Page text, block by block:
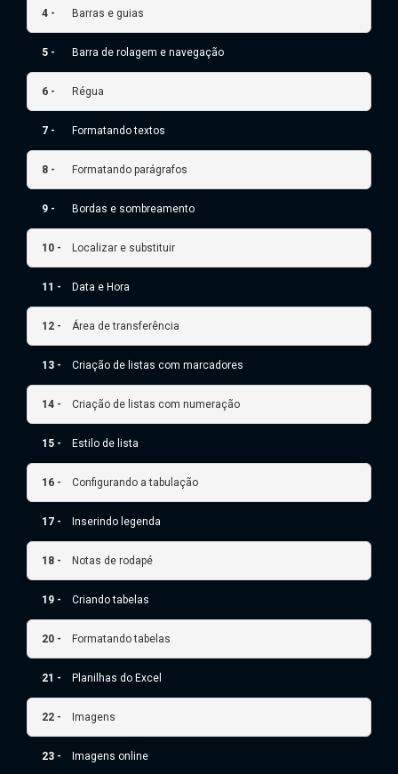
4 - Barras e guias
5 - Barra de rolagem e navegação
6 - Régua
7 - Formatando textos
8 - Formatando parágrafos
9 - Bordas e sombreamento
10 - Localizar e substituir
11 - Data e Hora
12 - Área de transferência
13 - Criação de listas com marcadores
14 - Criação de listas com numeração
15 - Estilo de lista
16 - Configurando a tabulação
17 - Inserindo legenda
18 - Notas de rodapé
19 - Criando tabelas
20 - Formatando tabelas
21 - Planilhas do Excel
22 - Imagens
23 - Imagens online